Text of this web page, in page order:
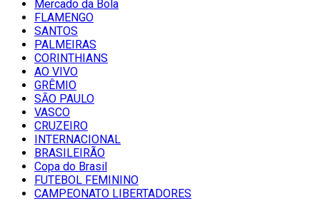
Mercado da Bola
FLAMENGO
SANTOS
PALMEIRAS
CORINTHIANS
AO VIVO
GRÊMIO
SĀO PAULO
VASCO
CRUZEIRO
INTERNACIONAL
BRASILEIRÃO
Copa do Brasil
FUTEBOL FEMININO
CAMPEONATO LIBERTADORES